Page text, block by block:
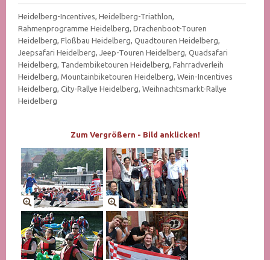
Heidelberg-Incentives, Heidelberg-Triathlon,
Rahmenprogramme Heidelberg, Drachenboot-Touren
Heidelberg, Floßbau Heidelberg, Quadtouren Heidelberg,
Jeepsafari Heidelberg, Jeep-Touren Heidelberg, Quadsafari
Heidelberg, Tandembiketouren Heidelberg, Fahrradverleih
Heidelberg, Mountainbiketouren Heidelberg, Wein-Incentives
Heidelberg, City-Rallye Heidelberg, Weihnachtsmarkt-Rallye
Heidelberg
Zum Vergrößern - Bild anklicken!